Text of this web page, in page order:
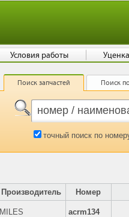
Поиск запчастей Поиск
точный поиск по
Производитель Номер
MILES acrm134
Условия работы